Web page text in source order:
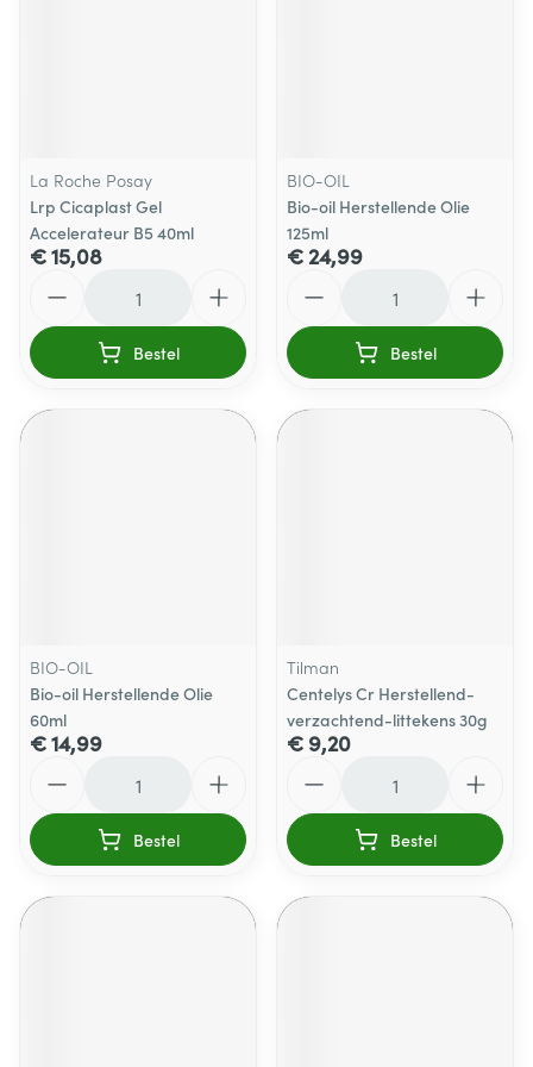
La Roche Posay
Lrp Cicaplast Gel
Accelerateur B5 40ml
€ 15,08
Bestel
BIO-OIL
Bio-oil Herstellende Olie
125ml
€ 24,99
Bestel
BIO-OIL
Bio-oil Herstellende Olie
60ml
€ 14,99
Bestel
Tilman
Centelys Cr Herstellend-
verzachtend-littekens 30g
€ 9,20
Bestel